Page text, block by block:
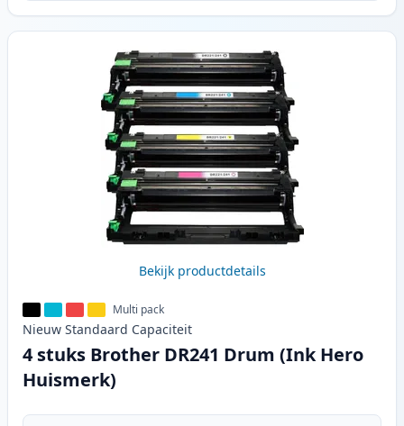
Bekijk productdetails
Multi pack
Nieuw Standaard Capaciteit
4 stuks Brother DR241 Drum (Ink Hero
Huismerk)